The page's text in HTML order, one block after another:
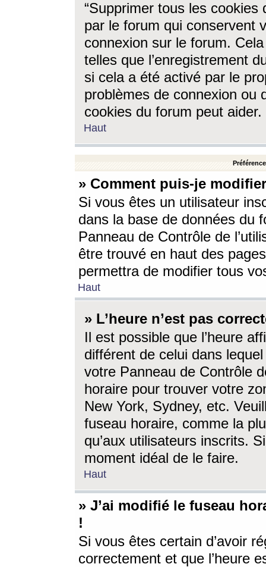
“Supprimer tous les cookies
par le forum qui conservent
connexion sur le forum.
telles que l’enregistrement
si cela a été activé par le
problèmes de connexion ou
cookies du forum peut aider.
Haut
» Comment puis-je
Si vous êtes un utilisateur
dans la base de données du
Panneau de Contrôle de
être trouvé en haut des
permettra de modifier tous
Haut
» L’heure n’est pas
Il est possible que l’heure
différent de celui dans
votre Panneau de Contrôle
horaire pour trouver votre
New York, Sydney, etc.
fuseau horaire, comme la
qu’aux utilisateurs inscrits.
moment idéal de le faire.
Haut
» J’ai modifié le fuseau
!
Si vous êtes certain d’avoir
correctement et que l’heure